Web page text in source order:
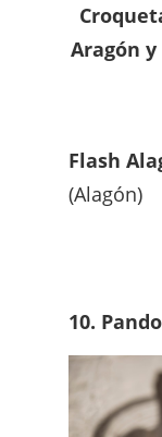
Aragón
Flash
(Alagón)
10.